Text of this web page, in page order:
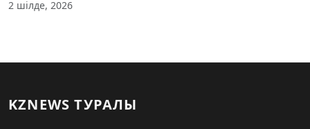
2 шілде, 2026
KZNEWS ТУРАЛЫ